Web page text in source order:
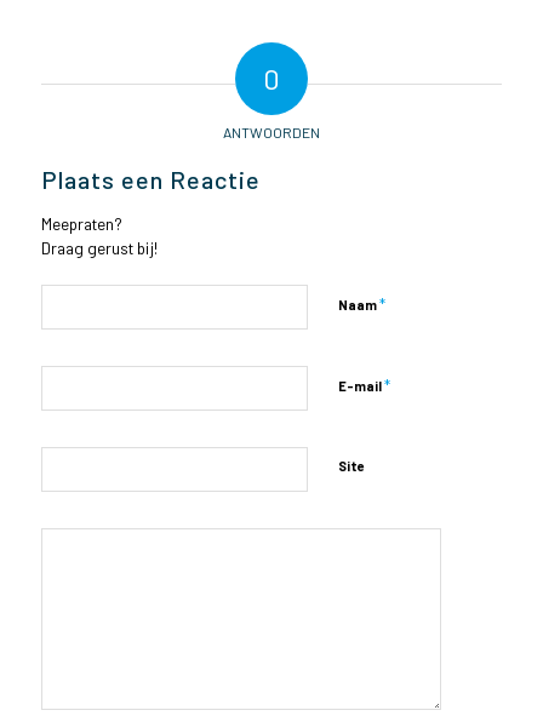
0
ANTWOORDEN
Plaats een Reactie
Meepraten?
Draag gerust bij!
Naam*
E-mail*
Site